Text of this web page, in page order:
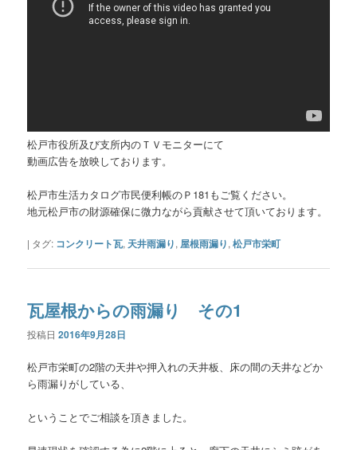
松戸市役所及び支所内のＴＶモニターにて
動画広告を放映しております。
松戸市生活カタログ市民便利帳のＰ181もご覧ください。
地元松戸市の財源確保に微力ながら貢献させて頂いております。
| タグ: コンクリート瓦, 天井雨漏り, 屋根雨漏り,松戸市栄町
瓦屋根からの雨漏り その1
投稿日2016年9月28日
松戸市栄町の2階の天井や押入れの天井板、床の間の天井などか
ら雨漏りがしている、
ということでご相談を頂きました。